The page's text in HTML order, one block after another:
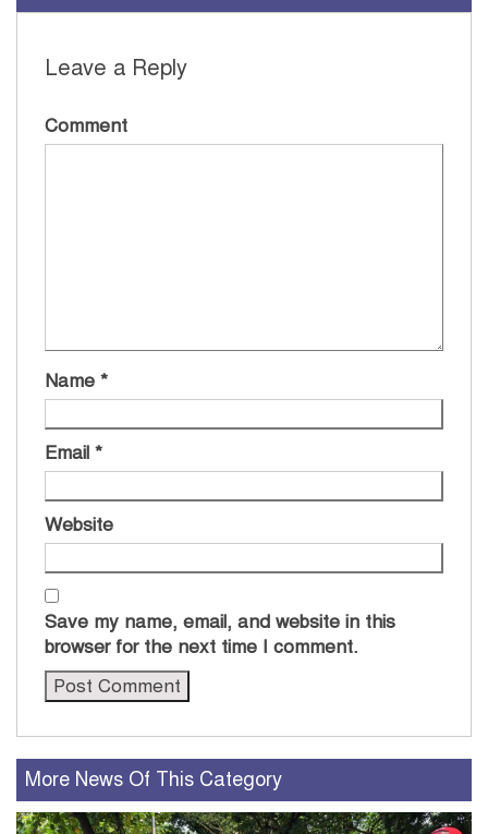
Leave a Reply
Comment
Name *
Email *
Website
Save my name, email, and website in this
browser for the next time I comment.
More News Of This Category